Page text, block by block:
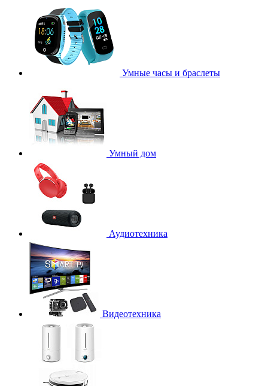
Умные часы и браслеты
Умный дом
Аудиотехника
Видеотехника